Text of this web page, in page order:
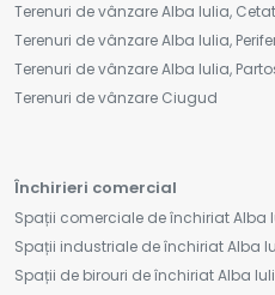
Terenuri de vânzare Alba Iulia,
Terenuri de vânzare Alba Iulia,
Terenuri de vânzare Alba Iulia,
Terenuri de vânzare Ciugud
Închirieri comercial
Spații comerciale de închiriat Alba
Spații industriale de închiriat Alba
Spații de birouri de închiriat Alba